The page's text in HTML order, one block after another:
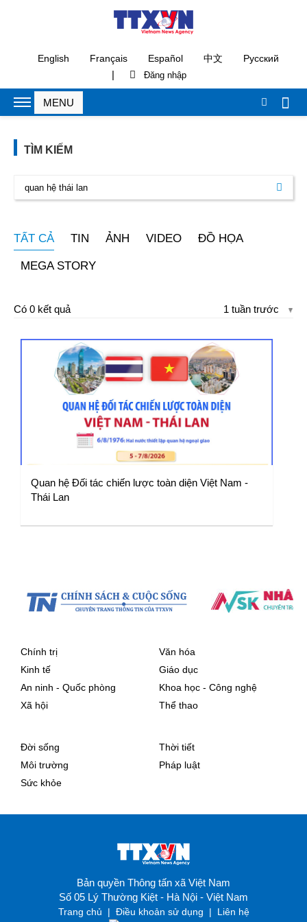
English Français Español 中文 Русский
|
TÌM KIẾM
TẤT CẢ TIN ẢNH VIDEO ĐỒ HỌA
MEGA STORY
Có 0 kết quả 1 tuần trước
Quan hệ Đối tác chiến lược toàn diện Việt Nam -
Thái Lan
Chính trị
Kinh tế
An ninh - Quốc phòng
Xã hội
Văn hóa
Giáo dục
Khoa học - Công nghệ
Thể thao
Đời sống
Môi trường
Sức khỏe
Thời tiết
Pháp luật
Bản quyền Thông tấn xã Việt Nam
Số 05 Lý Thường Kiệt - Hà Nội - Việt Nam
Trang chủ | Điều khoản sử dụng | Liên hệ